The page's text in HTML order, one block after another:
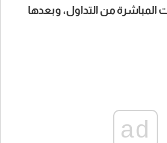
من التداول، وبعدها
ad